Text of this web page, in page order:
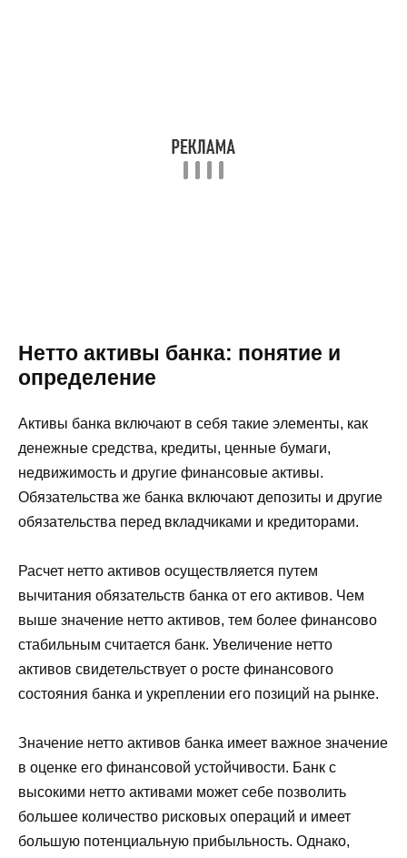
Нетто активы банка: понятие и
определение
Активы банка включают в себя такие элементы, как
денежные средства, кредиты, ценные бумаги,
недвижимость и другие финансовые активы.
Обязательства же банка включают депозиты и другие
обязательства перед вкладчиками и кредиторами.
Расчет нетто активов осуществляется путем
вычитания обязательств банка от его активов. Чем
выше значение нетто активов, тем более финансово
стабильным считается банк. Увеличение нетто
активов свидетельствует о росте финансового
состояния банка и укреплении его позиций на рынке.
Значение нетто активов банка имеет важное значение
в оценке его финансовой устойчивости. Банк с
высокими нетто активами может себе позволить
большее количество рисковых операций и имеет
большую потенциальную прибыльность. Однако,